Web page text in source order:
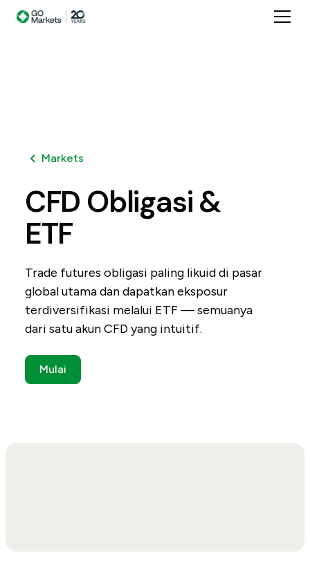
Markets
CFD Obligasi &
ETF
Trade futures obligasi paling likuid di pasar
global utama dan dapatkan eksposur
terdiversifikasi melalui ETF — semuanya
dari satu akun CFD yang intuitif.
Mulai